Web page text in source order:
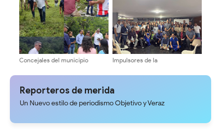
Concejales del municipio
en la Cuesta del Chama!
Impulsores de la
activan estructura electoral en
Reporteros de merida
Un Nuevo estilo de periodismo Objetivo y Veraz